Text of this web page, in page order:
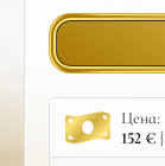
Цена:
152 €